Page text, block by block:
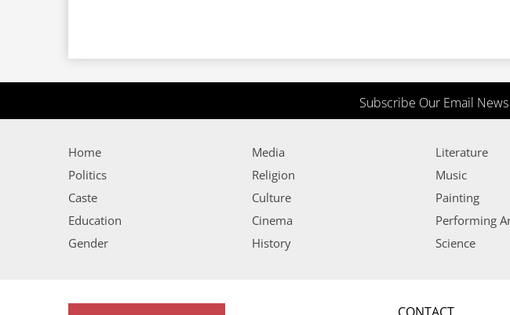
Subscribe Our Email
Home
Politics
Caste
Education
Gender
Media
Religion
Culture
Cinema
History
Literature
Music
Painting
Performing
Science